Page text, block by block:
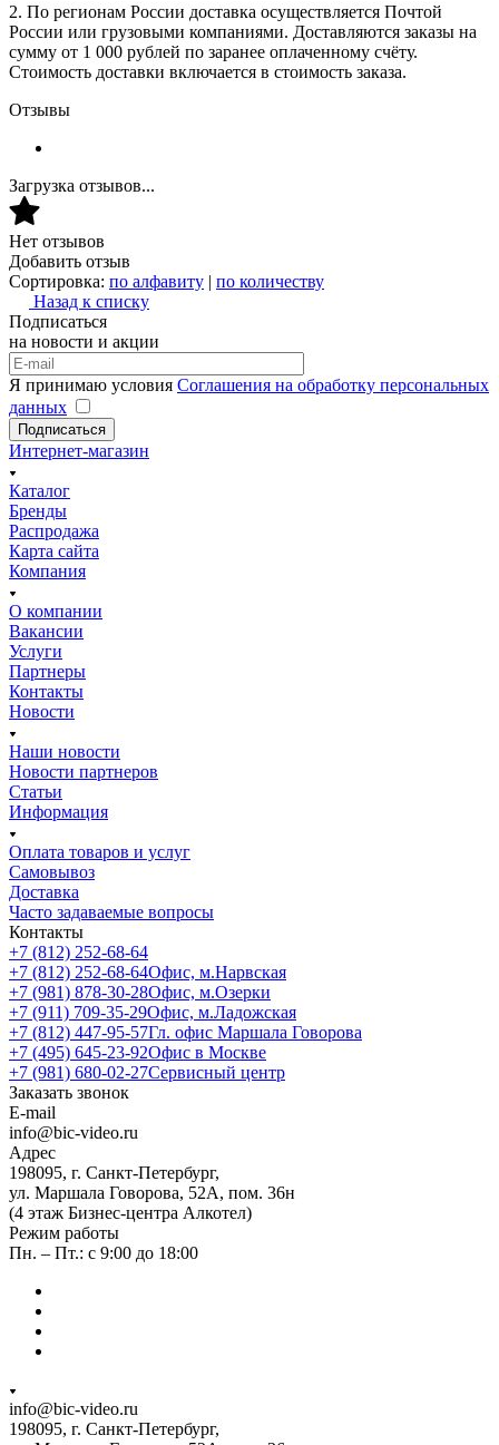
2. По регионам России доставка осуществляется Почтой
России или грузовыми компаниями. Доставляются заказы на
сумму от 1 000 рублей по заранее оплаченному счёту.
Стоимость доставки включается в стоимость заказа.
Отзывы
Загрузка отзывов...
Нет отзывов
Добавить отзыв
Сортировка: по алфавиту | по количеству
Назад к списку
Подписаться
на новости и акции
Я принимаю условия Соглашения на обработку персональных
данных
Подписаться
Интернет-магазин
Каталог
Бренды
Распродажа
Карта сайта
Компания
О компании
Вакансии
Услуги
Партнеры
Контакты
Новости
Наши новости
Новости партнеров
Статьи
Информация
Оплата товаров и услуг
Самовывоз
Доставка
Часто задаваемые вопросы
Контакты
+7 (812) 252-68-64
+7 (812) 252-68-64Офис, м.Нарвская
+7 (981) 878-30-28Офис, м.Озерки
+7 (911) 709-35-29Офис, м.Ладожская
+7 (812) 447-95-57Гл. офис Маршала Говорова
+7 (495) 645-23-92Офис в Москве
+7 (981) 680-02-27Сервисный центр
Заказать звонок
E-mail
info@bic-video.ru
Адрес
198095, г. Санкт-Петербург,
ул. Маршала Говорова, 52А, пом. 36н
(4 этаж Бизнес-центра Алкотел)
Режим работы
Пн. – Пт.: с 9:00 до 18:00
info@bic-video.ru
198095, г. Санкт-Петербург,